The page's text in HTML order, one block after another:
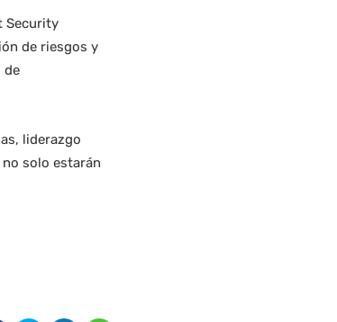
Security
de riesgos y
de
liderazgo
solo estarán